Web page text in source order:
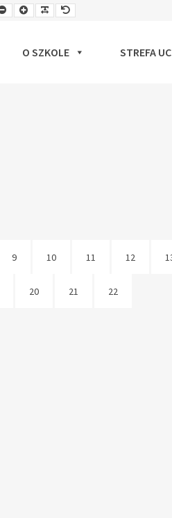
Smaller
Font
Larger
Font
Readable
Font
Default
Font
O SZKOLE STREFA
9 10 11 12
20 21 22